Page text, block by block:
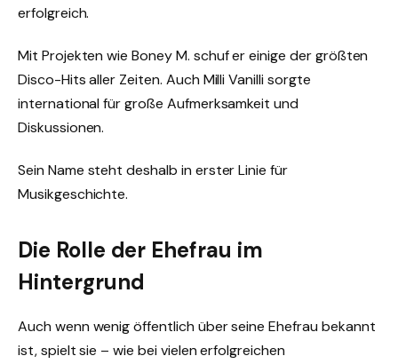
erfolgreich.
Mit Projekten wie Boney M. schuf er einige der größten
Disco-Hits aller Zeiten. Auch Milli Vanilli sorgte
international für große Aufmerksamkeit und
Diskussionen.
Sein Name steht deshalb in erster Linie für
Musikgeschichte.
Die Rolle der Ehefrau im
Hintergrund
Auch wenn wenig öffentlich über seine Ehefrau bekannt
ist, spielt sie – wie bei vielen erfolgreichen